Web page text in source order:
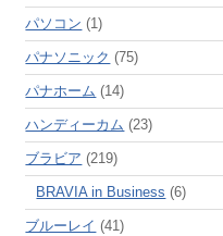
パソコン (1)
パナソニック (75)
パナホーム (14)
ハンディーカム (23)
ブラビア (219)
BRAVIA in Business (6)
ブルーレイ (41)